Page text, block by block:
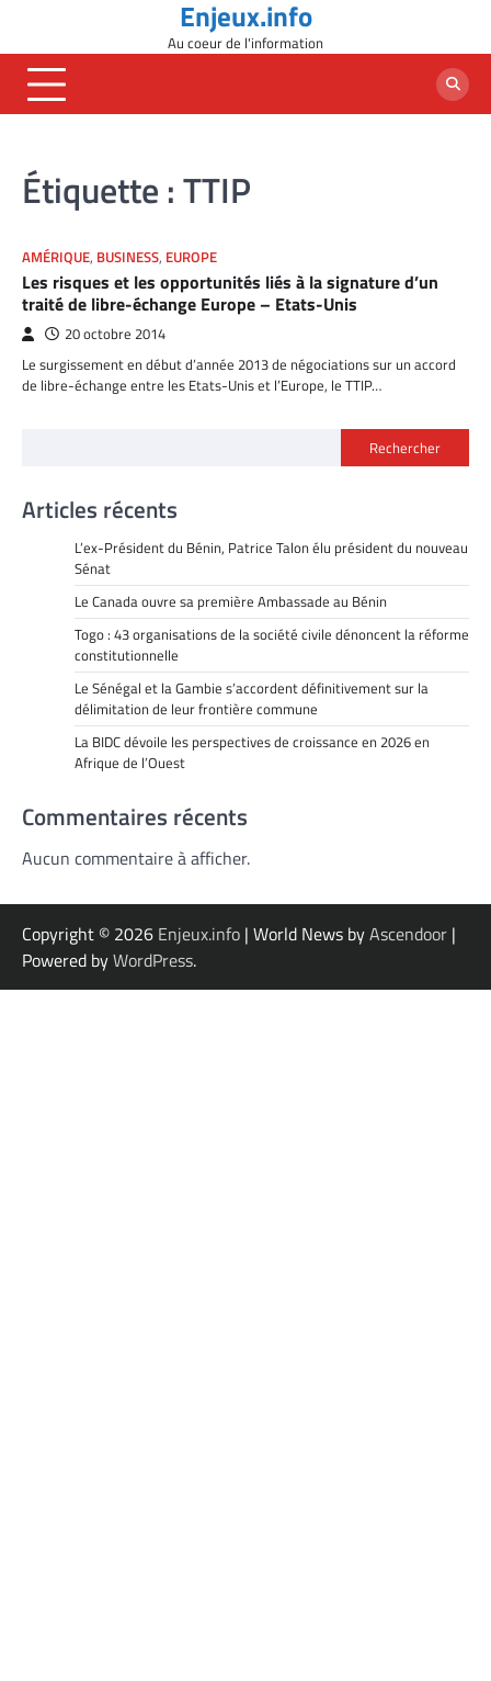
content
Enjeux.info
Au coeur de l'information
Étiquette :TTIP
AMÉRIQUE, BUSINESS, EUROPE
Les risques et les opportunités liés à la signature d’un
traité de libre-échange Europe – Etats-Unis
20 octobre 2014
Le surgissement en début d’année 2013 de négociations sur un accord
de libre-échange entre les Etats-Unis et l’Europe, le TTIP…
Rechercher
Articles récents
L’ex-Président du Bénin, Patrice Talon élu président du nouveau
Sénat
Le Canada ouvre sa première Ambassade au Bénin
Togo : 43 organisations de la société civile dénoncent la réforme
constitutionnelle
Le Sénégal et la Gambie s’accordent définitivement sur la
délimitation de leur frontière commune
La BIDC dévoile les perspectives de croissance en 2026 en
Afrique de l’Ouest
Commentaires récents
Aucun commentaire à afficher.
Copyright © 2026 Enjeux.info | World News byAscendoor |
Powered byWordPress.